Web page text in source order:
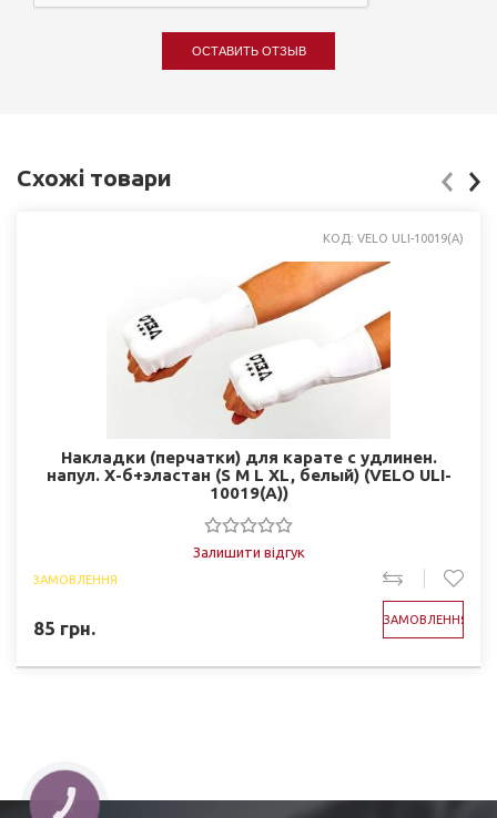
ОСТАВИТЬ ОТЗЫВ
Схожі товари
КОД: VELO ULI-10019(A)
Накладки (перчатки) для карате с удлинен.
напул. Х-б+эластан (S M L XL, белый) (VELO ULI-
10019(A))
Залишити відгук
ЗАМОВЛЕННЯ
85 грн. ЗАМОВЛЕННЯ
КНОПКА
ЗВ'ЯЗКУ